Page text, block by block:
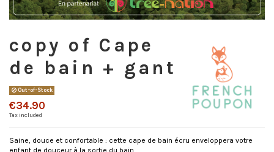
copy of Cape
de bain + gant
Out-of-Stock
€34.90
Tax included
Saine, douce et confortable : cette cape de bain écru enveloppera votre
enfant de douceur à la sortie du bain.